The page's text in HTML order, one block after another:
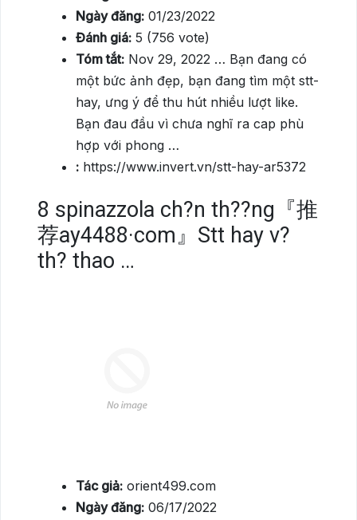
Ngày đăng: 01/23/2022
Đánh giá: 5 (756 vote)
Tóm tắt: Nov 29, 2022 … Bạn đang có
một bức ảnh đẹp, bạn đang tìm một stt-
hay, ưng ý để thu hút nhiều lượt like.
Bạn đau đầu vì chưa nghĩ ra cap phù
hợp với phong …
: https://www.invert.vn/stt-hay-ar5372
8 spinazzola ch?n th??ng『推
荐ay4488·com』Stt hay v?
th? thao …
Tác giả: orient499.com
Ngày đăng: 06/17/2022